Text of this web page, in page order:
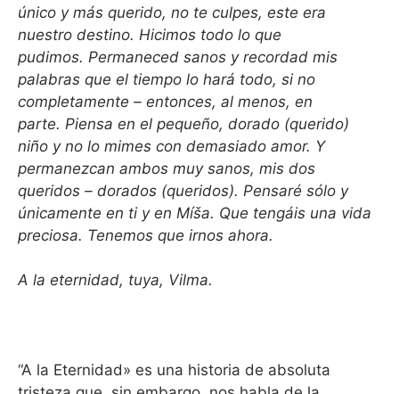
único y más querido, no te culpes, este era
nuestro destino. Hicimos todo lo que
pudimos. Permaneced sanos y recordad mis
palabras que el tiempo lo hará todo, si no
completamente – entonces, al menos, en
parte. Piensa en el pequeño, dorado (querido)
niño y no lo mimes con demasiado amor. Y
permanezcan ambos muy sanos, mis dos
queridos – dorados (queridos). Pensaré sólo y
únicamente en ti y en Míša. Que tengáis una vida
preciosa. Tenemos que irnos ahora.
A la eternidad, tuya, Vilma.
“A la Eternidad» es una historia de absoluta